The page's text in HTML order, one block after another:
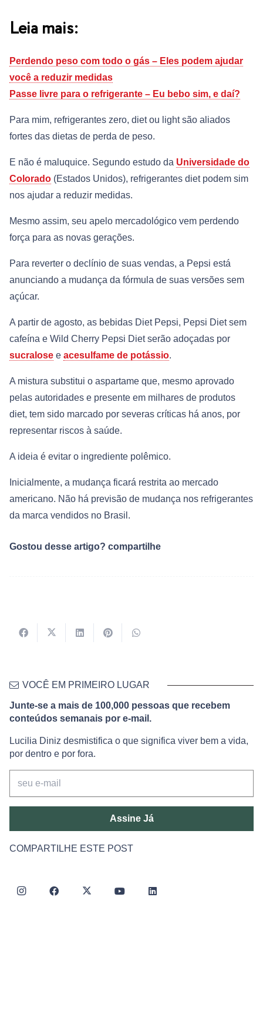
Leia mais:
Perdendo peso com todo o gás – Eles podem ajudar
você a reduzir medidas
Passe livre para o refrigerante – Eu bebo sim, e daí?
Para mim, refrigerantes zero, diet ou light são aliados
fortes das dietas de perda de peso.
E não é maluquice. Segundo estudo da Universidade do
Colorado (Estados Unidos), refrigerantes diet podem sim
nos ajudar a reduzir medidas.
Mesmo assim, seu apelo mercadológico vem perdendo
força para as novas gerações.
Para reverter o declínio de suas vendas, a Pepsi está
anunciando a mudança da fórmula de suas versões sem
açúcar.
A partir de agosto, as bebidas Diet Pepsi, Pepsi Diet sem
cafeína e Wild Cherry Pepsi Diet serão adoçadas por
sucralose e acesulfame de potássio.
A mistura substitui o aspartame que, mesmo aprovado
pelas autoridades e presente em milhares de produtos
diet, tem sido marcado por severas críticas há anos, por
representar riscos à saúde.
A ideia é evitar o ingrediente polêmico.
Inicialmente, a mudança ficará restrita ao mercado
americano. Não há previsão de mudança nos refrigerantes
da marca vendidos no Brasil.
Gostou desse artigo? compartilhe
VOCÊ EM PRIMEIRO LUGAR
Junte-se a mais de 100,000 pessoas que recebem
conteúdos semanais por e-mail.
Lucilia Diniz desmistifica o que significa viver bem a vida,
por dentro e por fora.
Assine Já
COMPARTILHE ESTE POST